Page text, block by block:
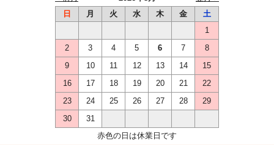
日
月 火 水 木 金
土
1
2
3 4 5 6 7
8
9
10 11 12 13 14
15
16
17 18 19 20 21
22
23
24 25 26 27 28
29
30
31
赤色の日は休業日です